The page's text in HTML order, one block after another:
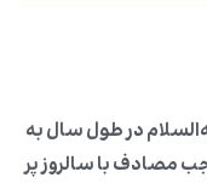
در طول سال به
مصادف با سالروز پر